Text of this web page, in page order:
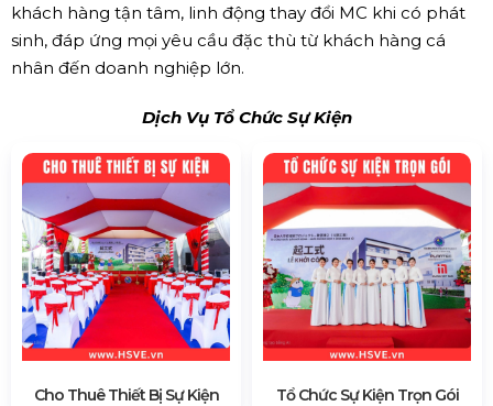
khách hàng tận tâm, linh động thay đổi MC khi có phát
sinh, đáp ứng mọi yêu cầu đặc thù từ khách hàng cá
nhân đến doanh nghiệp lớn.
Dịch Vụ Tổ Chức Sự Kiện
Cho Thuê Thiết Bị Sự Kiện Tổ Chức Sự Kiện Trọn Gói